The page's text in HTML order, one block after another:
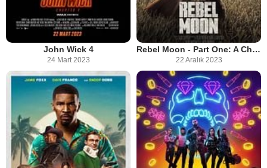
John Wick 4
24 Mart 2023
Rebel Moon - Part One: A Child of Fire
22 Aralık 2023